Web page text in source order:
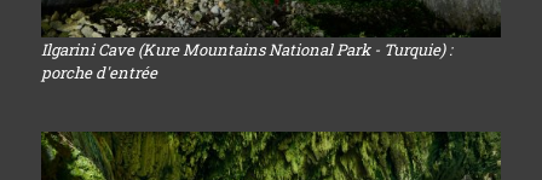
Ilgarini Cave (Kure Mountains National Park - Turquie) :
porche d'entrée